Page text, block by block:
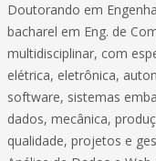
Doutorando em
bacharel em Eng. de
multidisciplinar, com
elétrica, eletrônica,
software, sistemas
dados, mecânica,
qualidade, projetos e